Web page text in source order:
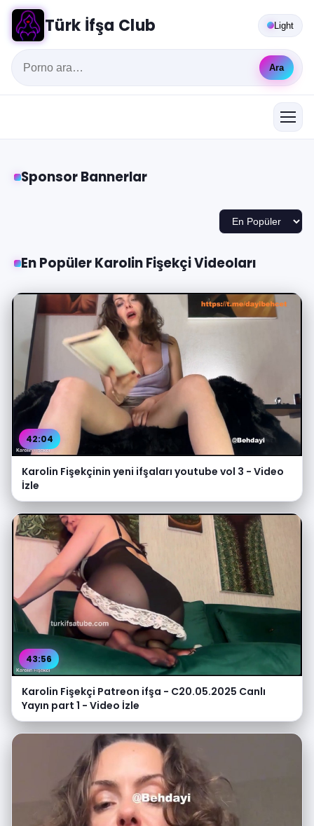
Türk İfşa Club
Ara
Light
Sponsor Bannerlar
En Popüler Karolin Fişekçi Videoları
42:04
Karolin Fişekçinin yeni ifşaları youtube vol 3 - Video
İzle
43:56
Karolin Fişekçi Patreon ifşa - C20.05.2025 Canlı
Yayın part 1 - Video İzle